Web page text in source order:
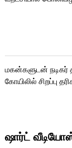
மகன்களுடன்
கோயிலில் சிறப்பு
ஷார்ட்